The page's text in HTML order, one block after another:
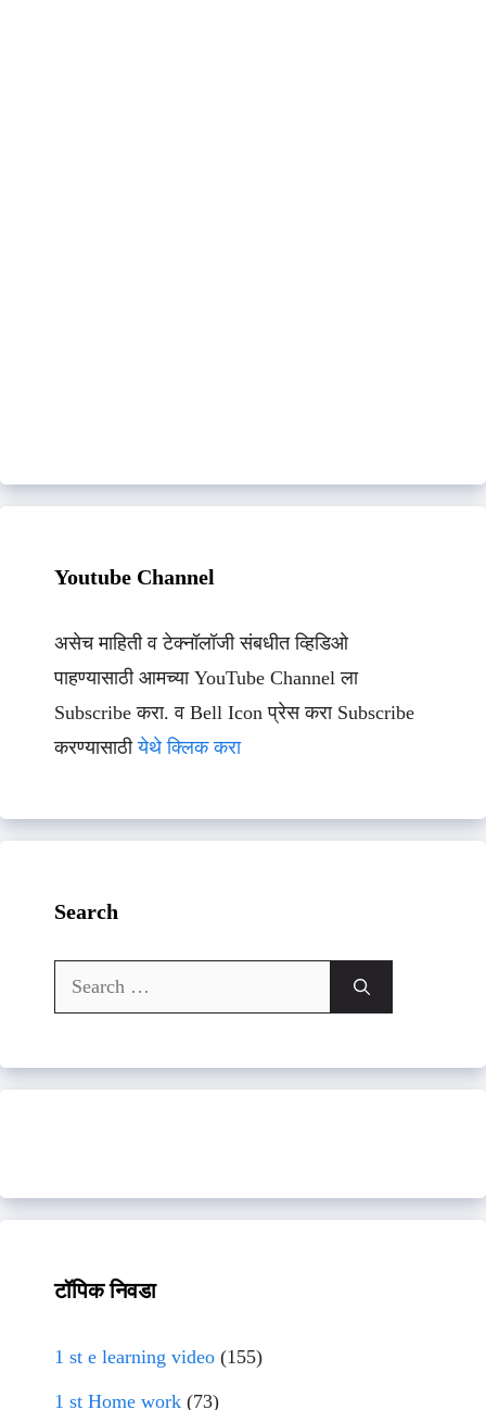
Youtube Channel
असेच माहिती व टेक्नॉलॉजी संबधीत व्हिडिओ
पाहण्यासाठी आमच्या YouTube Channel ला
Subscribe करा. व Bell Icon प्रेस करा Subscribe
करण्यासाठीयेथे क्लिक करा
Search
Search
for:
टॉपिक निवडा
1 st e learning video (155)
1 st Home work (73)